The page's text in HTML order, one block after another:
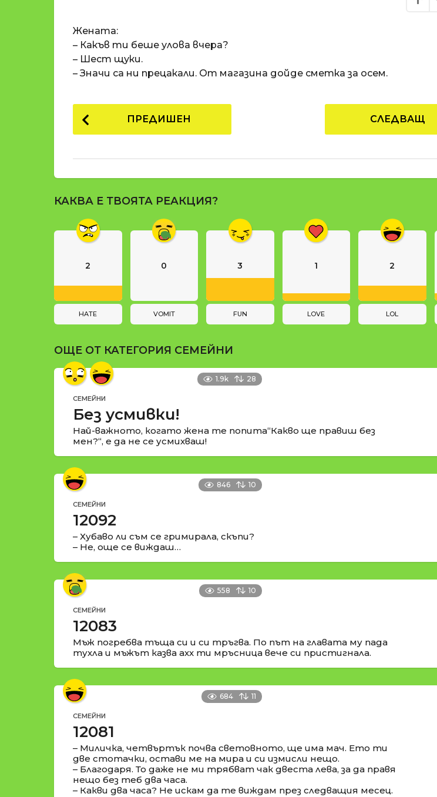
п
о
н
и
р
е
a
t
Жената:
– Какъв ти беше улова вчера?
– Шест щуки.
– Значи са ни прецакали. От магазина дойде сметка за осем.
P
o
a
g
a
t
i
n
ПРЕДИШЕН СЛЕДВАЩ
КАКВА Е ТВОЯТА РЕАКЦИЯ?
2
HATE
0
VOMIT
3
FUN
1
LOVE
2
LOL
ОЩЕ ОТ КАТЕГОРИЯ СЕМЕЙНИ
1.9k 28
СЕМЕЙНИ
Без усмивки!
Най-важното, когато жена те попита“Какво ще правиш без
мен?“, е да не се усмихваш!
846 10
СЕМЕЙНИ
12092
– Хубаво ли съм се гримирала, скъпи?
– Не, още се виждаш…
558 10
СЕМЕЙНИ
12083
Мъж погребва тъща си и си тръгва. По път на главата му пада
тухла и мъжът казва ахх ти мръсница вече си пристигнала.
684 11
СЕМЕЙНИ
12081
– Миличка, четвъртък почва световното, ще има мач. Ето ти
две стотачки, остави ме на мира и си измисли нещо.
– Благодаря. То даже не ми трябват чак двеста лева, за да правя
нещо без теб два часа.
– Какви два часа? Не искам да те виждам през следващия месец.